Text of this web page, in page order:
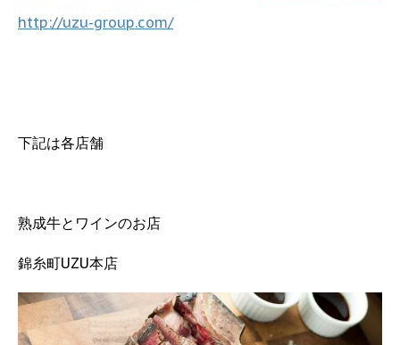
http://uzu-group.com/
下記は各店舗
熟成牛とワインのお店
錦糸町UZU本店